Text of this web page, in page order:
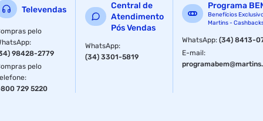
Televendas
pelo
:
98428-2779
pelo
:
729 5220
Central de
Atendimento
Pós Vendas
WhatsApp:
(34) 3301-5819
Programa
Benefícios
Martins -
WhatsApp:(34) 8413-
E-mail: